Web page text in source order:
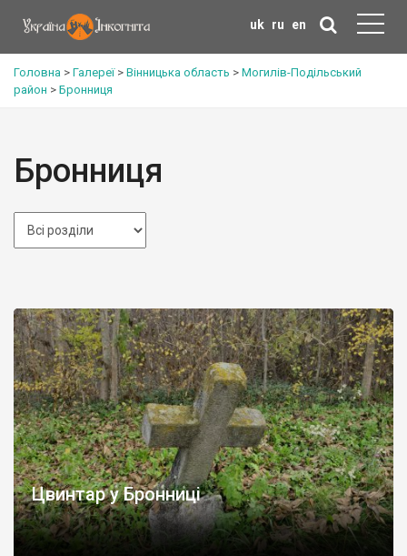
uk ru en
Головна > Галереї> Вінницька область > Могилів-Подільський
район > Бронниця
Бронниця
Цвинтар у Бронниці